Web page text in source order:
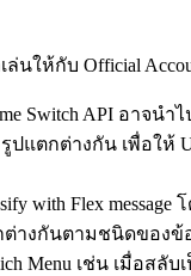
ล่นให้กับ Official
Switch API อาจนำ
ปแตกต่างกัน เพื่อให้
with Flex
างกันตามชนิดของข้
Menu เช่น เมื่อสลับ